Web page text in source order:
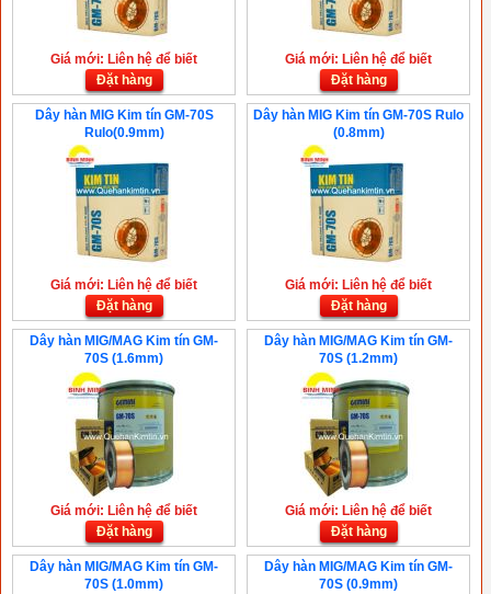
Giá mới: Liên hệ để biết
Đặt hàng
Giá mới: Liên hệ để biết
Đặt hàng
Dây hàn MIG Kim tín GM-70S
Rulo(0.9mm)
Giá mới: Liên hệ để biết
Đặt hàng
Dây hàn MIG Kim tín GM-70S Rulo
(0.8mm)
Giá mới: Liên hệ để biết
Đặt hàng
Dây hàn MIG/MAG Kim tín GM-
70S (1.6mm)
Giá mới: Liên hệ để biết
Đặt hàng
Dây hàn MIG/MAG Kim tín GM-
70S (1.2mm)
Giá mới: Liên hệ để biết
Đặt hàng
Dây hàn MIG/MAG Kim tín GM-
70S (1.0mm)
Dây hàn MIG/MAG Kim tín GM-
70S (0.9mm)